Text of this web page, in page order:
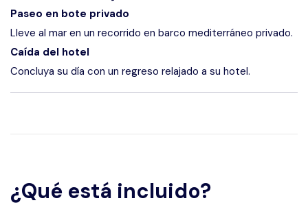
Paseo en bote privado
Lleve al mar en un recorrido en barco mediterráneo privado.
Caída del hotel
Concluya su día con un regreso relajado a su hotel.
¿Qué está incluido?